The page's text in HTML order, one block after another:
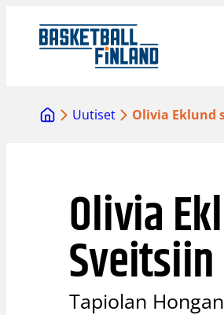
sisältöön
Uutiset Olivia Eklund
Olivia
Sveitsiin
Tapiolan